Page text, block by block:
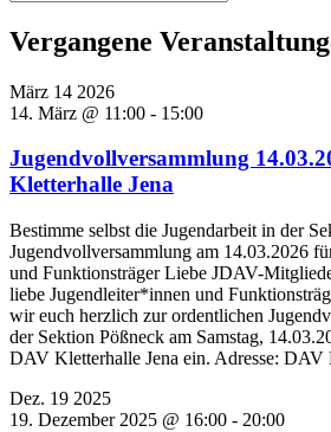
Vergangene
März 14 2026
14. März @ 11:00 - 15:00
Jugendvollversammlung
Kletterhalle Jena
Bestimme selbst die Jugendarbeit in der
Jugendvollversammlung am 14.03.2026
und Funktionsträger Liebe JDAV-
liebe Jugendleiter*innen und
wir euch herzlich zur ordentlichen
der Sektion Pößneck am Samstag,
DAV Kletterhalle Jena ein. Adresse: DAV
Dez. 19 2025
19. Dezember 2025 @ 16:00 - 20:00